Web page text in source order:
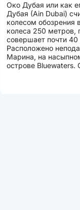
Око Дубая или как
Дубая (Ain Dubai)
колесом обозрения
колеса 250 метров,
совершает почти
Расположено
Марина, на
острове Bluewaters.